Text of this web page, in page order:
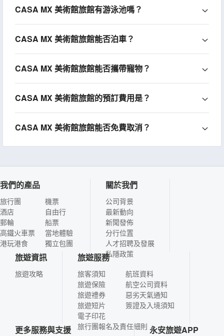
CASA MX 美術館旅館有游泳池嗎？
CASA MX 美術館旅館能否泊車？
CASA MX 美術館旅館能否攜帶寵物？
CASA MX 美術館旅館的預訂費用是？
CASA MX 美術館旅館能否免費取消？
我們的產品
旅行團
酒店
郵輪
高鐵火車票
港玩港食
機票
自由行
船票
當地體驗
獨立包團
關於我們
公司背景
最新動向
新聞發佈
分行位置
人才招聘及發展
私隱政策
旅遊資訊
旅遊攻略
旅遊服務
旅客須知
旅遊保險
旅遊禮券
旅遊短片
電子印花
航班資料
航空公司資料
惡劣天氣通知
簽證及入境須知
旅行團報名及責任細則
更多服務與支援 永安旅遊APP